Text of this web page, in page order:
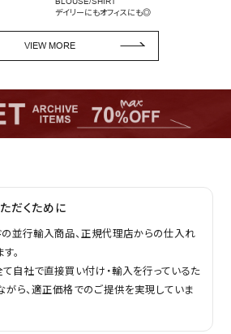
デイリーにもオフィスにも◎
VIEW MORE
だくために
の並行輸入商品、正規代理店からの仕入れ
。
て自社で直接買い付け・輸入を行っているた
がら、適正価格でのご提供を実現していま